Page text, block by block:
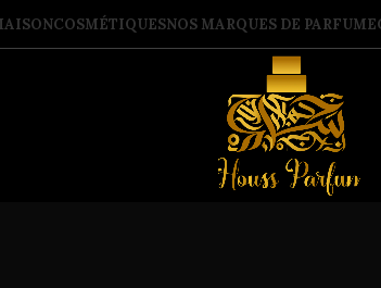
COSMÉTIQUESNOS MARQUES DE PARFUM